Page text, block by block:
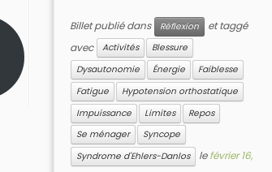
Billet publié dans Réflexion
et taggé
avec
Activités
Blessure
Dysautonomie
Énergie
Faiblesse
Fatigue
Hypotension orthostatique
Impuissance
Limites
Repos
Se ménager
Syncope
Syndrome d'Ehlers-Danlos
lefévrier 16,